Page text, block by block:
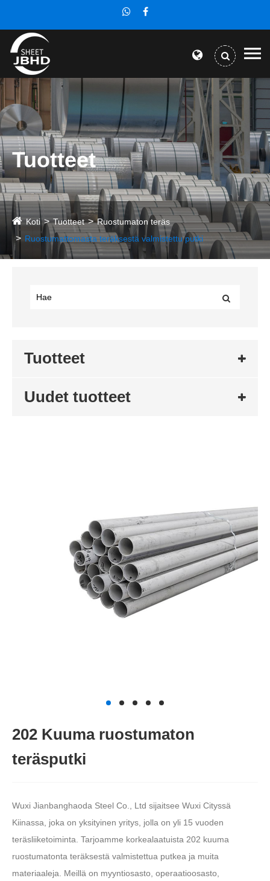
Tuotteet
Koti Tuotteet
Ruostumaton teräs
Ruostumattomasta teräksestä valmistettu putki
Tuotteet
Uudet tuotteet
202 Kuuma ruostumaton
teräsputki
Wuxi Jianbanghaoda Steel Co., Ltd sijaitsee Wuxi Cityssä
Kiinassa, joka on yksityinen yritys, jolla on yli 15 vuoden
teräsliiketoiminta. Tarjoamme korkealaatuista 202 kuuma
ruostumatonta teräksestä valmistettua putkea ja muita
materiaaleja. Meillä on myyntiosasto, operaatioosasto,